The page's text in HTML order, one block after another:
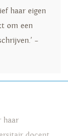
haar eigen
om een
–
haar